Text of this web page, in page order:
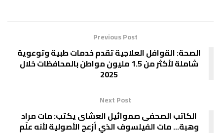
Previous Post
الصحة: القوافل العلاجية تقدم خدمات طبية وتوعوية
شاملة لأكثر من 1.5 مليون مواطن بالمحافظات خلال
2025
Next Post
الكاتب الصحفى صموائيل العشاى يكتب: مات مراد
وهبة… مات الفيلسوف الذي أزعج الأصولية لأنه علّم